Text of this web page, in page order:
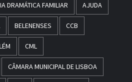
DRAMÁTICA FAMILIAR AJUDA
BELENENSES CCB
CML
CÂMARA MUNICIPAL DE LISBOA